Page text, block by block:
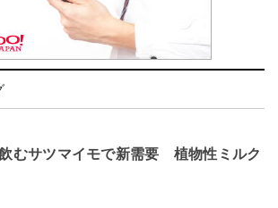
むサツマイモで新需要 植物性ミルク